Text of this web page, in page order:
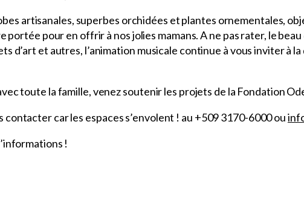
artisanales, superbes orchidées et plantes ornementales,
pour en offrir à nos jolies mamans. A ne pas rater, le
d’art et autres, l’animation musicale continue à vous inviter à
toute la famille, venez soutenir les projets de la Fondation
car les espaces s’envolent ! au +509 3170-6000 ou
!